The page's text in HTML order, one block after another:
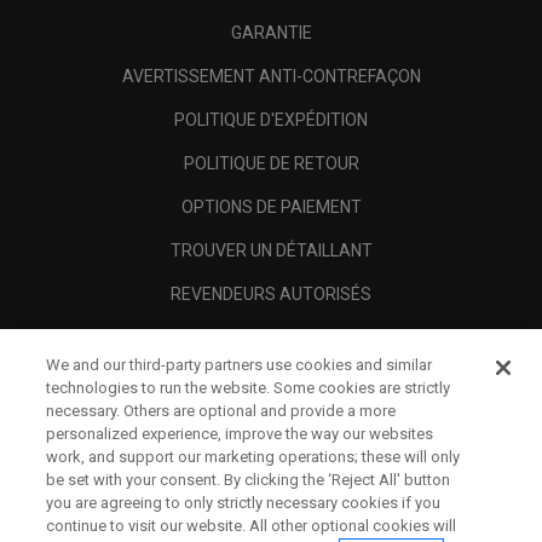
GARANTIE
AVERTISSEMENT ANTI-CONTREFAÇON
POLITIQUE D'EXPÉDITION
POLITIQUE DE RETOUR
OPTIONS DE PAIEMENT
TROUVER UN DÉTAILLANT
REVENDEURS AUTORISÉS
A PROPOS
MENTIONS LÉGALES
We and our third-party partners use cookies and similar
technologies to run the website. Some cookies are strictly
necessary. Others are optional and provide a more
personalized experience, improve the way our websites
work, and support our marketing operations; these will only
be set with your consent. By clicking the ‘Reject All' button
you are agreeing to only strictly necessary cookies if you
continue to visit our website. All other optional cookies will